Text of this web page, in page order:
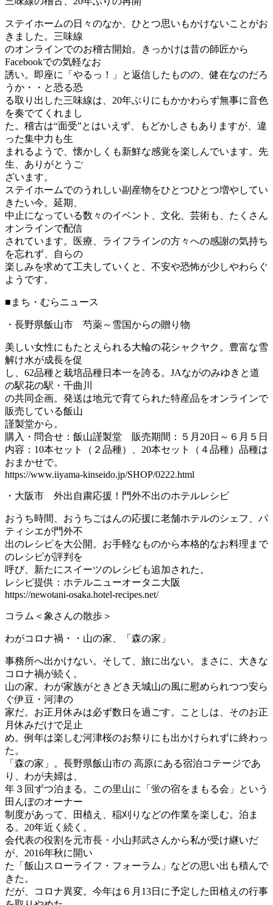
ステイホームの日々のなか、ひとつ思いもかけないことがお
きました。三味線
のオンラインでのお稽古開始。きっかけは昔の師匠から
Facebookでの気軽なお
誘い。即座に「やるっ！」と返信したものの、健在なのだろ
うか・・と恐る恐
る取り出した三味線は、20年ぶりにもかかわらず無事に音色
を奏でてくれまし
た。稽古は“面受”とはいえず、もどかしさもありますが、違
った集中力も生
まれるようで、懐かしくも新鮮な感覚を楽しんでいます。先
生、ありがとうご
ざいます。
ステイホームでのうれしい副産物をひとつひとつ増やしてい
きたい今。延期、
中止になっている数々のイベント、文化、芸術も、たくさん
オンラインで配信
されています。医療、ライフラインの方々への感謝の気持ち
を忘れず、自らの
楽しみを求めて工夫していくと、不安や恐怖が少しやわらぐ
ようです。
■まち・むらニュース
・長野県飯山市 芍薬～雪国からの贈り物
美しい女性にもたとえられる大輪の花シャクヤク。豊富な雪
解け水が成長を促
し、62品種と栽培品種日本一を誇る。JAながのみゆきと道
の駅花の駅・千曲川
の共同企画。発送は地元で育てられた特産品をオンラインで
販売している飯山
謹製堂から。
購入・問合せ：飯山謹製堂 販売期間：５月20日～６月５日
内容：10本セット（２品種）、20本セット（４品種）品種は
おまかせで。
https://www.iiyama-kinseido.jp/SHOP/0222.html
・大阪市 外出自粛応援！門外不出のホテルレシピ
おうち時間、おうちごはんの応援に老舗ホテルのシェフ、パ
ティシエが門外不
出のレシピを大公開。お手軽なものから本格的なお料理まで
のレシピが評判を
呼び、新たにスイーツのレシピも追加された。
レシピ提供：ホテルニューオータニ大阪
https://newotani-osaka.hotel-recipes.net/
コラム＜象さんの散歩＞
わがコロナ禍・・山の家、「森の家」
事務所へ出かけない。そして、旅に出ない。まさに、大きな
コロナ禍が続く。
山の家。わが家族がときどき天城山の風に慰められつつ安ら
ぐ伊豆・河津の
家だ。お正月休みは必ず数日を過ごす。ことしは、そのお正
月休みだけで足止
め。例年は楽しむ河津桜のお祭りにも出かけられずに終わっ
た。
「森の家」。長野県飯山市の 高原にある宿泊コテージであ
り、わが夫婦は、
年３回ずつ泊まる。この里山に「蛍の宿をまもる会」という
田んぼのオーナー
制度があって、田植え、稲刈りなどの作業を楽しむ。泊ま
る。20年近く続く。
会代表の役割を元市長・小山邦武さんから私が受け継いだ
が、2016年秋に開い
た「飯山スローライフ・フォーラム」などの思い出も積んで
きた。
だが、コロナ異変。今年は６月13日に予定した田植えの行事